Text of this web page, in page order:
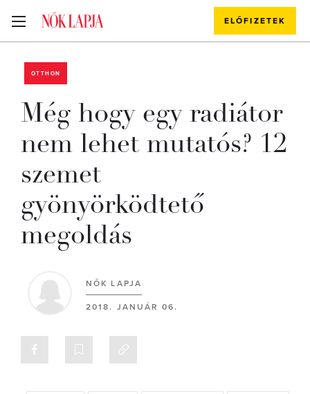
ELŐFIZETEK
OTTHON
Még hogy egy radiátor
nem lehet mutatós? 12
szemet
gyönyörködtető
megoldás
NŐK LAPJA
2018. JANUÁR 06.